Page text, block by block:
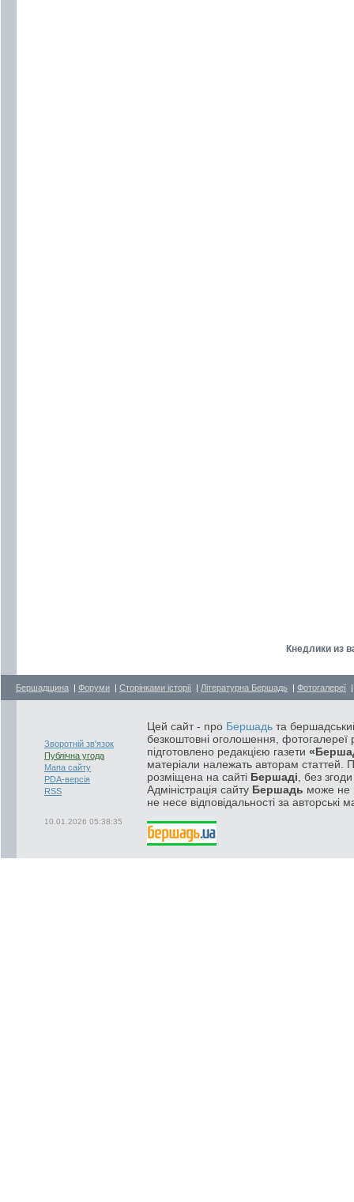
Кнедлики из
Бершадщина | Форуми | Сторінками історії | Літературна Бершадь | Фотогалереї
Зворотній зв'язок
Публічна угода
Мапа сайту
PDA-версія
RSS
10.01.2026 05:38:35
Цей сайт - про Бершадь та
безкоштовні оголошення, фотогалереї
підготовлено редакцією газети
матеріали належать авторам статтей.
розміщена на сайті Бершаді , без
Адміністрація сайту Бершадь може не
не несе відповідальності за авторські